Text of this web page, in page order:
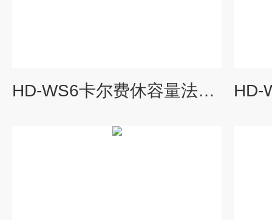
HD-WS6卡尔费休容量法水分滴定仪